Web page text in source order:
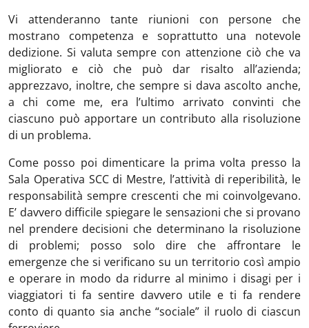
Vi attenderanno tante riunioni con persone che
mostrano competenza e soprattutto una notevole
dedizione. Si valuta sempre con attenzione ciò che va
migliorato e ciò che può dar risalto all’azienda;
apprezzavo, inoltre, che sempre si dava ascolto anche,
a chi come me, era l’ultimo arrivato convinti che
ciascuno può apportare un contributo alla risoluzione
di un problema.
Come posso poi dimenticare la prima volta presso la
Sala Operativa SCC di Mestre, l’attività di reperibilità, le
responsabilità sempre crescenti che mi coinvolgevano.
E’ davvero difficile spiegare le sensazioni che si provano
nel prendere decisioni che determinano la risoluzione
di problemi; posso solo dire che affrontare le
emergenze che si verificano su un territorio così ampio
e operare in modo da ridurre al minimo i disagi per i
viaggiatori ti fa sentire davvero utile e ti fa rendere
conto di quanto sia anche “sociale” il ruolo di ciascun